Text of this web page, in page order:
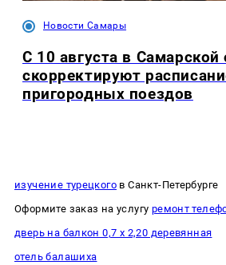
Новости Самары
С 10 августа в Самарской
скорректируют
пригородных поездов
изучение турецкого в Санкт-Петербурге
Оформите заказ на услугу ремонт
дверь на балкон 0,7 х 2,20 деревянная
отель балашиха